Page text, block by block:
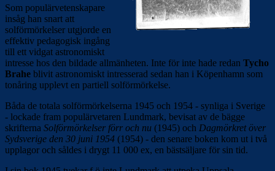
Som populärvetenskapare
insåg han snart att
solförmörkelser utgjorde en
effektiv pedagogisk ingång
till ett vidgat astronomiskt
intresse hos den bildade allmänheten. Inte för inte hade redan Tycho
Brahe blivit astronomiskt intresserad sedan han i Köpenhamn som
tonåring upplevt en partiell solförmörkelse.
Båda de totala solförmörkelserna 1945 och 1954 - synliga i Sverige
- lockade fram populärvetaren Lundmark, bevisat av de bägge
skrifterna Solförmörkelser förr och nu (1945) och Dagmörkret över
Sydsverige den 30 juni 1954 (1954) - den senare boken kom ut i två
upplagor och såldes i drygt 11 000 ex, en bästsäljare för sin tid.